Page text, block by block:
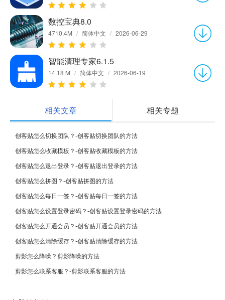
数控宝典8.0
4710.4M / 简体中文 / 2026-06-29
智能清理专家6.1.5
14.18 M / 简体中文 / 2026-06-19
相关文章 相关专题
创客贴怎么切换团队？-创客贴切换团队的方法
创客贴怎么收藏模板？-创客贴收藏模板的方法
创客贴怎么退出登录？-创客贴退出登录的方法
创客贴怎么拼图？-创客贴拼图的方法
创客贴怎么每日一签？-创客贴每日一签的方法
创客贴怎么设置登录密码？-创客贴设置登录密码的方法
创客贴怎么开通会员？-创客贴开通会员的方法
创客贴怎么清除缓存？-创客贴清除缓存的方法
剪影怎么降噪？剪影降噪的方法
剪影怎么联系客服？-剪影联系客服的方法